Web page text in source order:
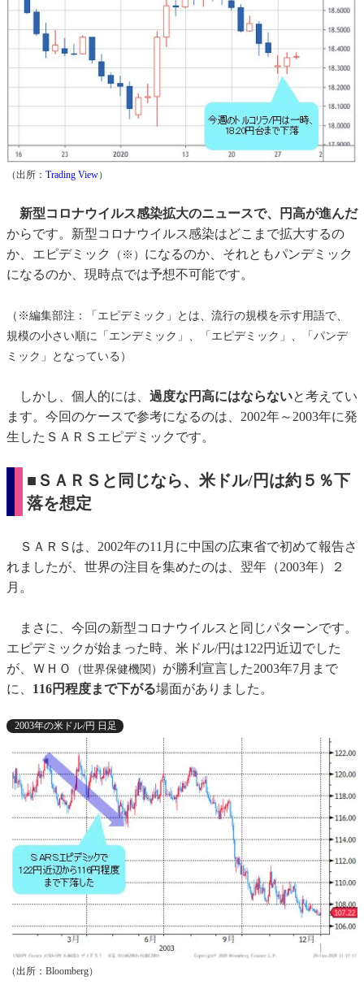
（出所： Trading View）
新型コロナウイルス感染拡大のニュースで、円高が進んだ
からです。新型コロナウイルス感染はどこまで拡大するの
か、エピデミック
（※） になるのか、それともパンデミック
になるのか、現時点では予想不可能です。
（※編集部注：「エピデミック」とは、流行の規模を示す用語で、
規模の小さい順に「エンデミック」、「エピデミック」、「パンデ
ミック」となっている）
しかし、個人的には、 過度な円高にはならないと考えてい
ます。今回のケースで参考になるのは、2002年～2003年に発
生したＳＡＲＳエピデミックです。
■ＳＡＲＳと同じなら、米ドル/円は約５％下
落を想定
ＳＡＲＳは、2002年の11月に中国の広東省で初めて報告さ
れましたが、世界の注目を集めたのは、翌年（2003年）２
月。
まさに、今回の新型コロナウイルスと同じパターンです。
エピデミックが始まった時、米ドル/円は122円近辺でした
が、ＷＨＯ
（世界保健機関） が勝利宣言した2003年7月まで
に、 116円程度まで下がる場面がありました。
2003年の米ドル/円 日足
（出所：Bloomberg）